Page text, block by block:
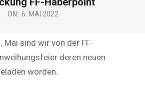
ON: 6. MAI 2022
Mai sind wir von der FF-
deren neuen
worden.